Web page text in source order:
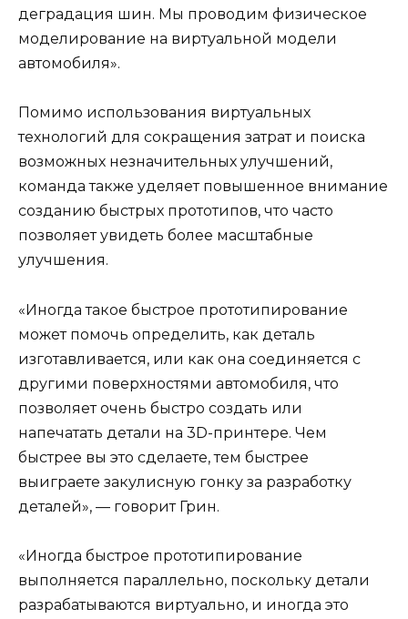
деградация шин. Мы проводим физическое
моделирование на виртуальной модели
автомобиля».
Помимо использования виртуальных
технологий для сокращения затрат и поиска
возможных незначительных улучшений,
команда также уделяет повышенное внимание
созданию быстрых прототипов, что часто
позволяет увидеть более масштабные
улучшения.
«Иногда такое быстрое прототипирование
может помочь определить, как деталь
изготавливается, или как она соединяется с
другими поверхностями автомобиля, что
позволяет очень быстро создать или
напечатать детали на 3D-принтере. Чем
быстрее вы это сделаете, тем быстрее
выиграете закулисную гонку за разработку
деталей», — говорит Грин.
«Иногда быстрое прототипирование
выполняется параллельно, поскольку детали
разрабатываются виртуально, и иногда это